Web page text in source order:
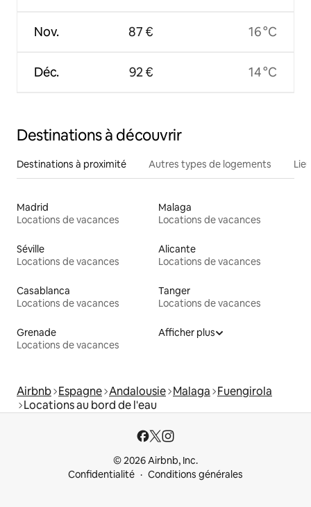
Nov.
Déc.
87 €
92 €
16 °C
14 °C
Destinations à découvrir
Destinations à proximité Autres types de logements
Madrid
Locations de vacances
Malaga
Locations de vacances
Séville
Locations de vacances
Alicante
Locations de vacances
Casablanca
Locations de vacances
Tanger
Locations de vacances
Grenade
Locations de vacances
Afficher plus
Airbnb Espagne Andalousie Malaga Fuengirola
Locations au bord de l'eau
© 2026 Airbnb, Inc.
Confidentialité
Conditions générales